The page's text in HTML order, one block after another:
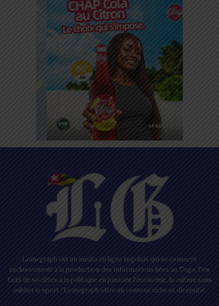
Lomegraph est un média en ligne togolais qui se consacre
exclusivement à la production des informations liées au Togo. Des
faits de sociétés à la politique en passant l’économie, la culture sans
oublier le sport ; Lomegraph offre un contenu riche et diversifié.